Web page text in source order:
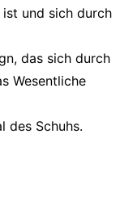
und sich durch
das sich durch
Wesentliche
des Schuhs.